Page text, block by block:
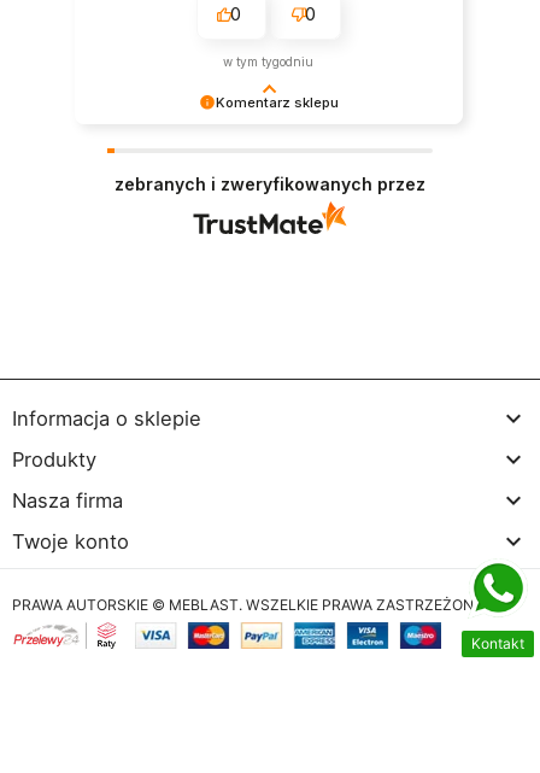
Komentarz sklepu
że jesteśmy na właściwym torze :) Z
pozdrowieniami, obsługa sklepu.
0 0
w tym tygodniu
zebranych i zweryfikowanych przez
Informacja o sklepie 
Produkty 
Nasza firma 
Twoje konto 
Kontakt
PRAWA AUTORSKIE © MEBLAST. WSZELKIE PRAWA ZASTRZEŻONE